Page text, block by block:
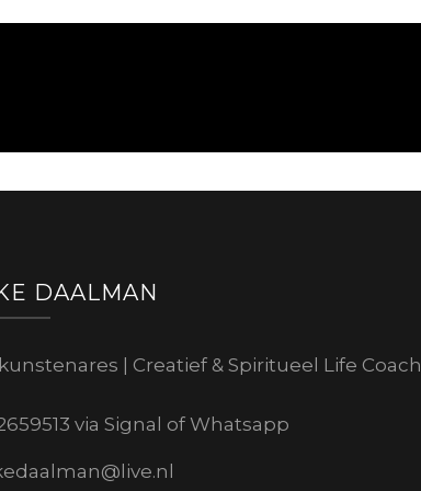
DAALMAN
| Creatief & Spiritueel Life
via Signal of Whatsapp